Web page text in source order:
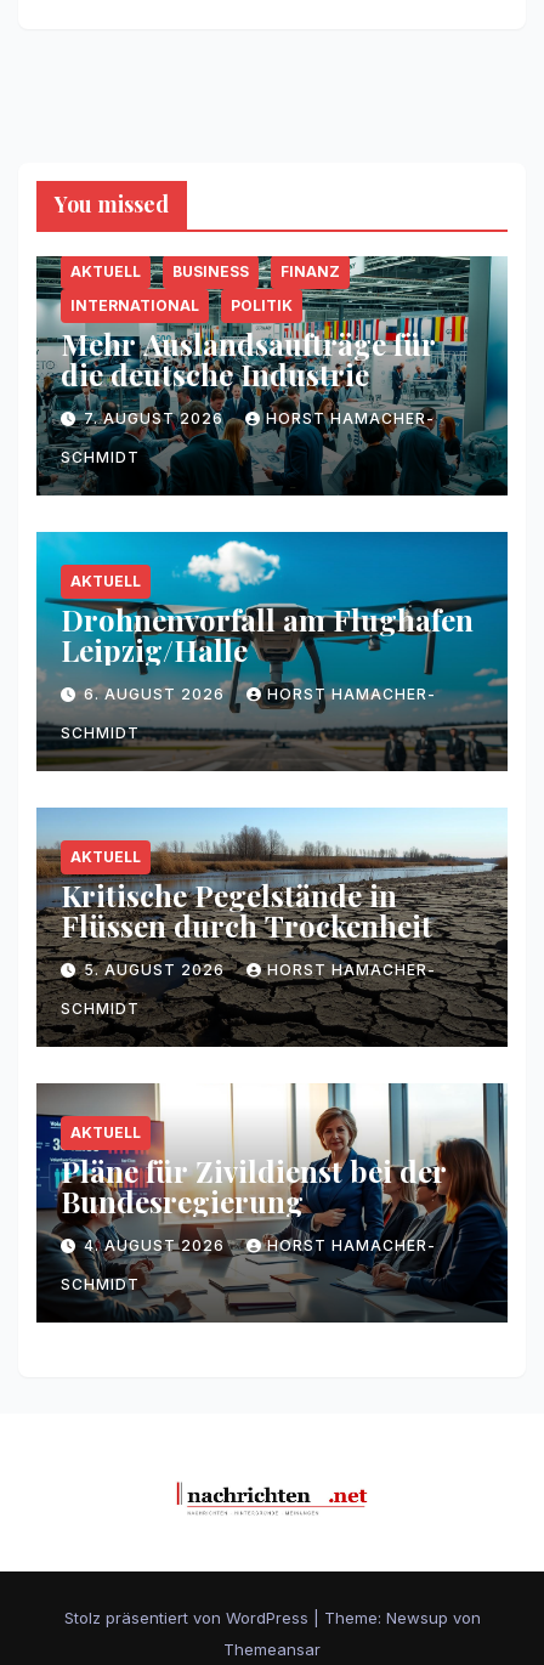
You missed
AKTUELL BUSINESS
FINANZ
INTERNATIONAL
POLITIK
Mehr Auslandsaufträge für
die deutsche Industrie
7. AUGUST 2026 HORST HAMACHER-
SCHMIDT
AKTUELL
Drohnenvorfall am Flughafen
Leipzig/Halle
6. AUGUST 2026 HORST HAMACHER-
SCHMIDT
AKTUELL
Kritische Pegelstände in
Flüssen durch Trockenheit
5. AUGUST 2026 HORST HAMACHER-
SCHMIDT
AKTUELL
Pläne für Zivildienst bei der
Bundesregierung
4. AUGUST 2026 HORST HAMACHER-
SCHMIDT
Stolz präsentiert von WordPress
Theme: Newsup von
Themeansar